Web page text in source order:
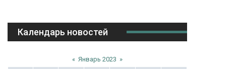
Календарь новостей
« Январь 2023 »